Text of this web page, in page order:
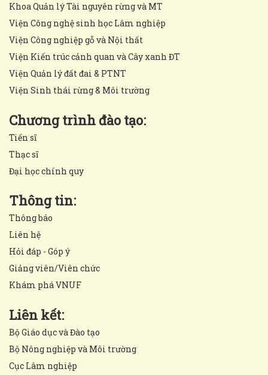
Khoa Quản lý Tài nguyên rừng và MT
Viện Công nghệ sinh học Lâm nghiệp
Viện Công nghiệp gỗ và Nội thất
Viện Kiến trúc cảnh quan và Cây xanh ĐT
Viện Quản lý đất đai & PTNT
Viện Sinh thái rừng & Môi trường
Chương trình đào tạo:
Tiến sĩ
Thạc sĩ
Đại học chính quy
Thông tin:
Thông báo
Liên hệ
Hỏi đáp - Góp ý
Giảng viên/Viên chức
Khám phá VNUF
Liên kết:
Bộ Giáo dục và Đào tạo
Bộ Nông nghiệp và Môi trường
Cục Lâm nghiệp